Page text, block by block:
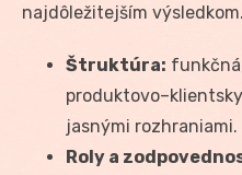
najdôležitejším výsledkom.
Štruktúra:
jasnými rozhraniami.
Roly a